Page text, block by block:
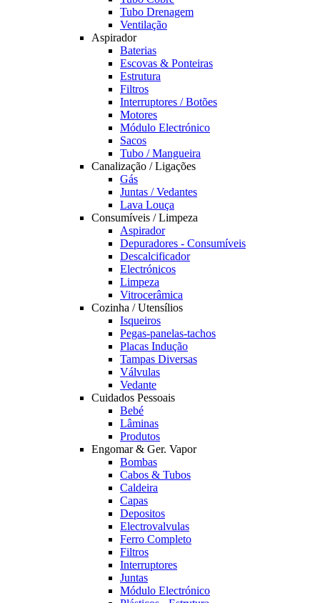
Tubo Drenagem
Ventilação
Aspirador
Baterias
Escovas & Ponteiras
Estrutura
Filtros
Interruptores / Botões
Motores
Módulo Electrónico
Sacos
Tubo / Mangueira
Canalização / Ligações
Gás
Juntas / Vedantes
Lava Louça
Consumíveis / Limpeza
Aspirador
Depuradores - Consumíveis
Descalcificador
Electrónicos
Limpeza
Vitrocerâmica
Cozinha / Utensílios
Isqueiros
Pegas-panelas-tachos
Placas Indução
Tampas Diversas
Válvulas
Vedante
Cuidados Pessoais
Bebé
Lâminas
Produtos
Engomar & Ger. Vapor
Bombas
Cabos & Tubos
Caldeira
Capas
Depositos
Electrovalvulas
Ferro Completo
Filtros
Interruptores
Juntas
Módulo Electrónico